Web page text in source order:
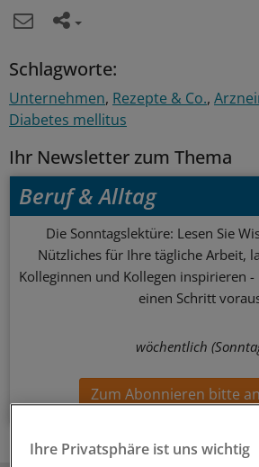
Schlagworte:
Unternehmen Rezepte & Co.
Diabetes mellitus
Ihr Newsletter zum Thema
Beruf & Alltag
Die Sonntagslektüre: Lesen Sie
Nützliches für Ihre tägliche Arbeit,
Kolleginnen und Kollegen inspirieren
einen Schritt
wöchentlich
Zum Abonnieren bitte
Ihre Privatsphäre ist uns wichtig